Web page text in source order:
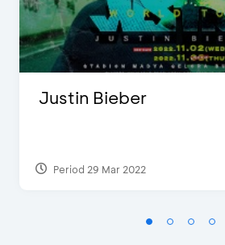
Justin Bieber
Period 29 Mar 2022